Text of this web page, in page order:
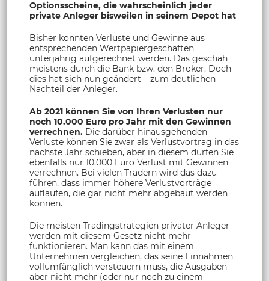
Optionsscheine, die wahrscheinlich jeder
private Anleger bisweilen in seinem Depot hat
Bisher konnten Verluste und Gewinne aus
entsprechenden Wertpapiergeschäften
unterjährig aufgerechnet werden. Das geschah
meistens durch die Bank bzw. den Broker. Doch
dies hat sich nun geändert – zum deutlichen
Nachteil der Anleger.
Ab 2021 können Sie von Ihren Verlusten nur
noch 10.000 Euro pro Jahr mit den Gewinnen
verrechnen. Die darüber hinausgehenden
Verluste können Sie zwar als Verlustvortrag in das
nächste Jahr schieben, aber in diesem dürfen Sie
ebenfalls nur 10.000 Euro Verlust mit Gewinnen
verrechnen. Bei vielen Tradern wird das dazu
führen, dass immer höhere Verlustvorträge
auflaufen, die gar nicht mehr abgebaut werden
können.
Die meisten Tradingstrategien privater Anleger
werden mit diesem Gesetz nicht mehr
funktionieren. Man kann das mit einem
Unternehmen vergleichen, das seine Einnahmen
vollumfänglich versteuern muss, die Ausgaben
aber nicht mehr (oder nur noch zu einem